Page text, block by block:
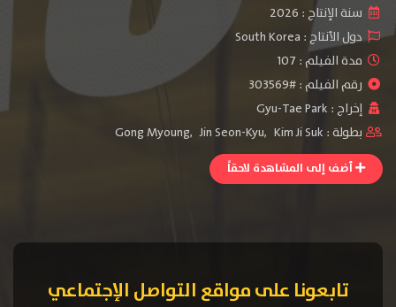
سنة الإنتاج : 2026
دول الأنتاج : South Korea
مدة الفيلم : 107
رقم الفيلم : #303569
إخراج : Gyu-Tae Park
بطولة :
Gong Myoung, Jin Seon-Kyu, Kim Ji Suk
أضف إلى المشاهدة لاحقاً
تابعونا على مواقع التواصل الإجتماعي